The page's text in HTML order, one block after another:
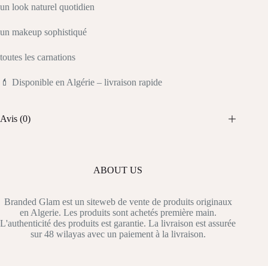
un look naturel quotidien
un makeup sophistiqué
toutes les carnations
💄 Disponible en Algérie – livraison rapide
Avis (0)
ABOUT US
Branded Glam est un siteweb de vente de produits originaux
en Algerie. Les produits sont achetés première main.
L'authenticité des produits est garantie. La livraison est assurée
sur 48 wilayas avec un paiement à la livraison.